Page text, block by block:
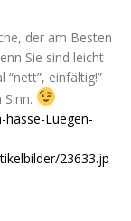
der am Bes­ten
Sie sind leicht
“nett”, einfältig!”
hasse-Luegen-
23633.jp